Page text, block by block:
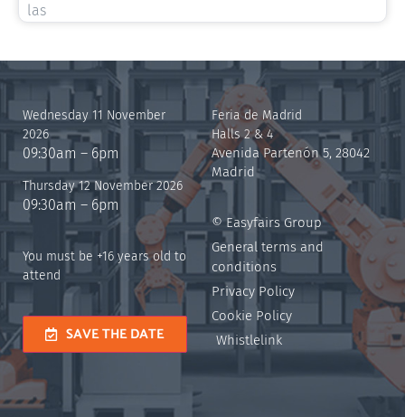
las
Wednesday 11 November
2026
09:30am – 6pm
Thursday 12 November 2026
09:30am – 6pm
You must be +16 years old to
attend
SAVE THE DATE
Feria de Madrid
Halls 2 & 4
Avenida Partenón 5, 28042
Madrid
© Easyfairs Group
General terms and
conditions
Privacy Policy
Cookie Policy
Whistlelink